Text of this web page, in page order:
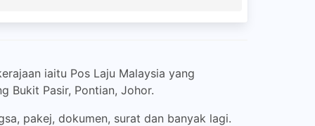
iaitu Pos Laju Malaysia yang
Bukit Pasir, Pontian, Johor.
pakej, dokumen, surat dan banyak lagi.